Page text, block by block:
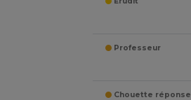
Professeur
Chouette réponse